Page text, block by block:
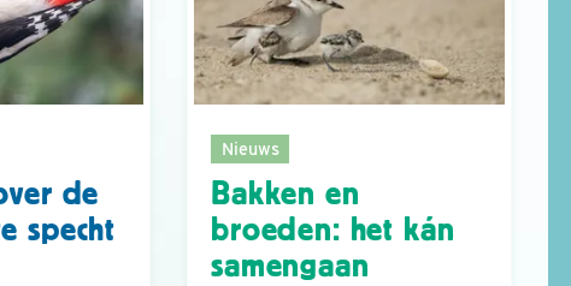
de
specht
Nieuws
Bakken en
broeden: het kán
samengaan